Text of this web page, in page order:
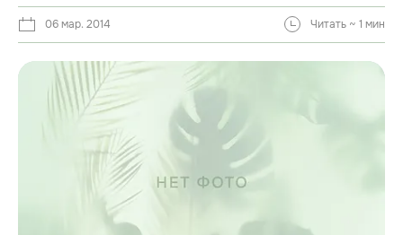
06 мар. 2014 Читать ~ 1 мин